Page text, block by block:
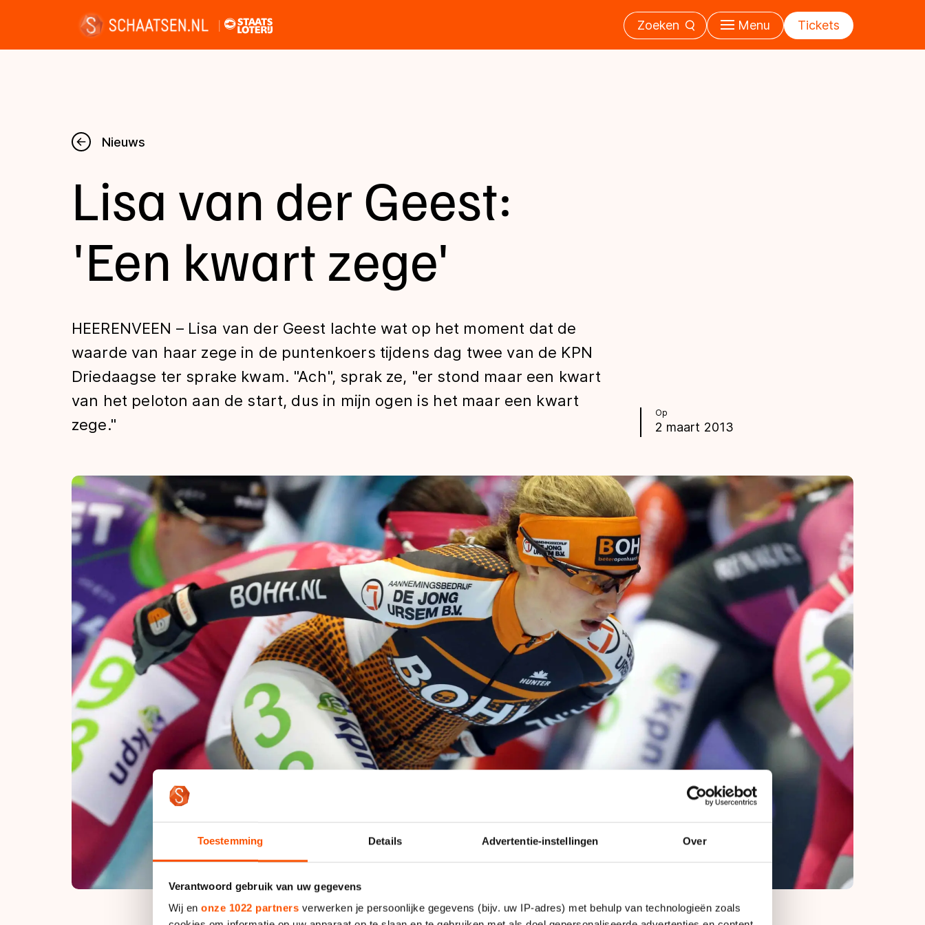
Toestemming Details Advertentie-instellingen Over
Verantwoord gebruik van uw gegevens
Wij en onze 1022 partners verwerken je persoonlijke gegevens (bijv. uw IP-adres) met behulp van technologieën zoals
Zoeken Menu Tickets
Nieuws
Kalender
Disciplines
Uitslagen
Tijden & historie
De weg op
Schaatsfans
Olympische Spelen
Nieuws
Op
2 maart 2013
Lisa van der Geest:
'Een kwart zege'
HEERENVEEN – Lisa van der Geest lachte wat op het moment dat de
waarde van haar zege in de puntenkoers tijdens dag twee van de KPN
Driedaagse ter sprake kwam. "Ach", sprak ze, "er stond maar een kwart
van het peloton aan de start, dus in mijn ogen is het maar een kwart
zege."